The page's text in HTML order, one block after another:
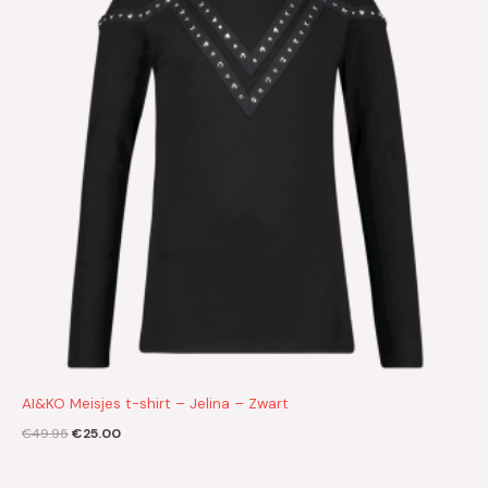
AI&KO Meisjes t-shirt – Jelina – Zwart
€49.95€25.00